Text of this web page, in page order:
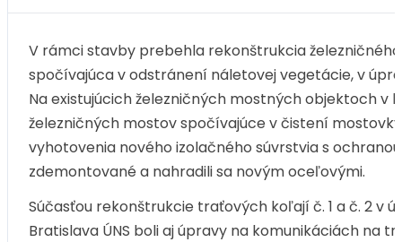
V rámci stavby prebehla rekonštrukcia
spočívajúca v odstránení náletovej vegetácie, v
Na existujúcich železničných mostných objektoch v
železničných mostov spočívajúce v čistení
vyhotovenia nového izolačného súvrstvia s
zdemontované a nahradili sa novým oceľovými.
Súčasťou rekonštrukcie traťových koľají č. 1 a č. 2 v
Bratislava ÚNS boli aj úpravy na komunikáciách na